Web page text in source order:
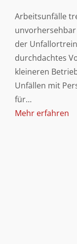
Arbeitsunfälle
der
durchdachtes
kleineren
Unfällen mit
für…
Mehr erfahren